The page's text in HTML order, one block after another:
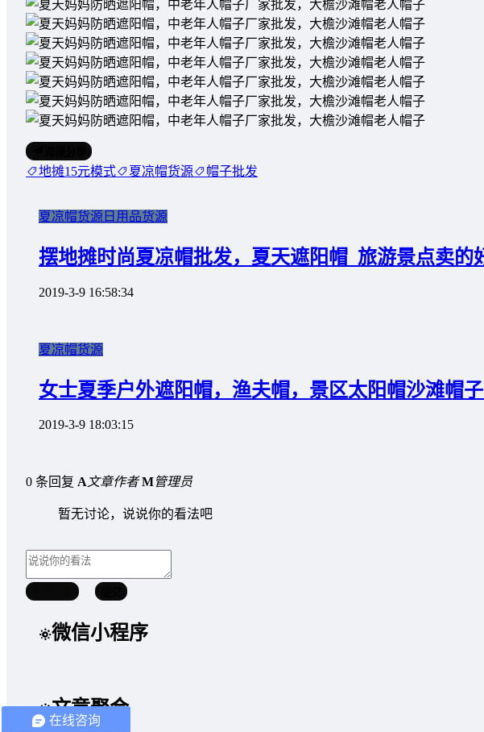
地摊15元模式 夏凉帽货源 帽子批发
夏凉帽货源 日用品货源
摆地摊时尚夏凉帽批发，夏天遮阳帽_旅游景点卖的
2019-3-9 16:58:34
夏凉帽货源
女士夏季户外遮阳帽，渔夫帽，景区太阳帽沙滩帽
2019-3-9 18:03:15
0 条回复 A文章作者 M管理员
暂无讨论，说说你的看法吧
微信小程序
文章聚合
在线咨询